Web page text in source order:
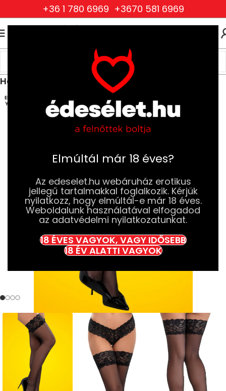
Elmúltál már 18 éves?
Az edeselet.hu webáruház erotikus
jellegű tartalmakkal foglalkozik. Kérjük
nyilatkozz, hogy elmúltál-e már 18 éves.
Weboldalunk használatával elfogadod
az adatvédelmi nyilatkozatunkat.
18 ÉVES VAGYOK, VAGY IDŐSEBB
18 ÉV ALATTI VAGYOK
+36 1 780 6969 +3670 581 6969
Ruhák és Fehérneműk
Női Ruhák és Fehérneműk
Harisnyák, harisnyatartók, combfixek
ELFOG
YOTT